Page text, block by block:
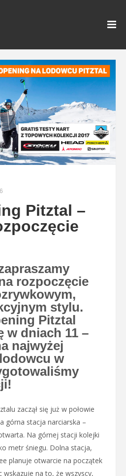
Pitztal –
rozpoczęcie
stylu.
Pitztal
w dniach 11 –
najwyżej
w
zaczął się już w połowie
górna stacja narciarska –
Na górnej stacji kolejki
metr śniegu. Dolna stacja,
planuje otwarcie na początek
wskazuje na to, że wszyscy,